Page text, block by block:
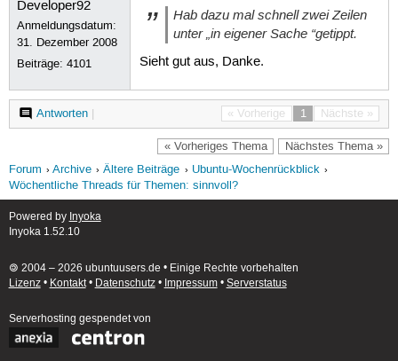
Anmeldungsdatum:
31. Dezember 2008
Beiträge:4101
Hab dazu mal schnell zwei Zeilen
unter „in eigener Sache “getippt.
Sieht gut aus, Danke.
« Vorherige 1 Nächste »
Antworten|
« Vorheriges Thema Nächstes Thema »
Forum Archive Ältere Beiträge
Ubuntu-Wochenrückblick
Wöchentliche Threads für Themen: sinnvoll?
Powered by Inyoka
Inyoka 1.52.10
🄯 2004 – 2026 ubuntuusers.de • Einige Rechte vorbehalten
Lizenz• Kontakt• Datenschutz• Impressum• Serverstatus
Serverhosting gespendet von